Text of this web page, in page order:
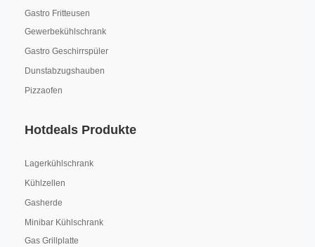
Gastro Fritteusen
Gewerbekühlschrank
Gastro Geschirrspüler
Dunstabzugshauben
Pizzaofen
Hotdeals Produkte
Lagerkühlschrank
Kühlzellen
Gasherde
Minibar Kühlschrank
Gas Grillplatte